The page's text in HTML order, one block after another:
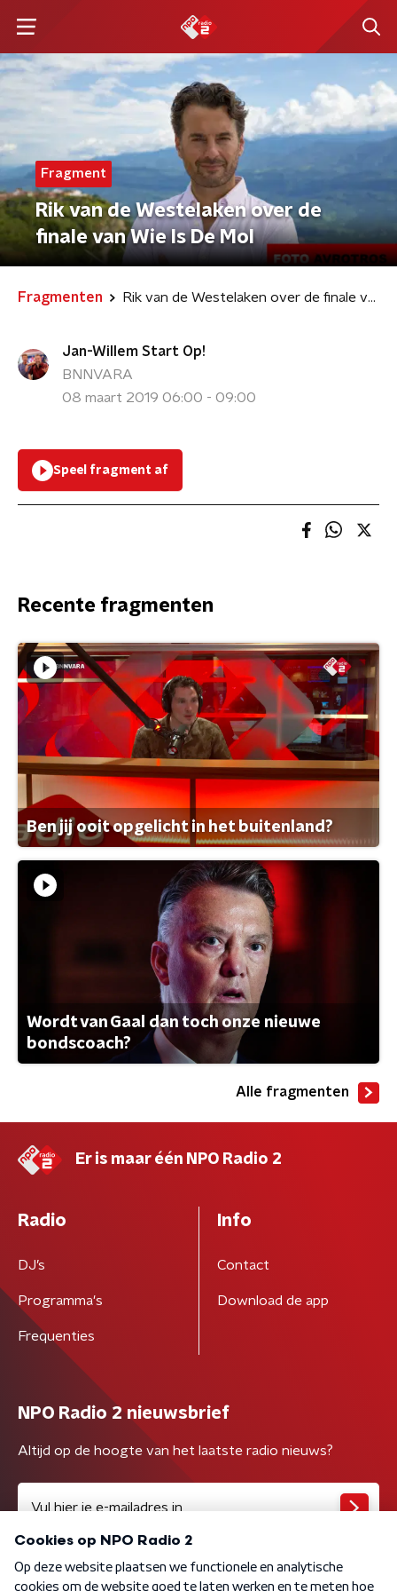
Fragment
Rik van de Westelaken over de
finale van Wie Is De Mol
Fragmenten Rik van de Westelaken over de finale van Wie Is De Mol
Jan-Willem Start Op!
BNNVARA
08 maart 2019 06:00 - 09:00
Speel fragment af
Recente fragmenten
Ben jij ooit opgelicht in het buitenland?
Wordt van Gaal dan toch onze nieuwe
bondscoach?
Alle fragmenten
Er is maar één NPO Radio 2
Radio
DJ’s
Programma's
Frequenties
Info
Contact
Download de app
NPO Radio 2 nieuwsbrief
Altijd op de hoogte van het laatste radio nieuws?